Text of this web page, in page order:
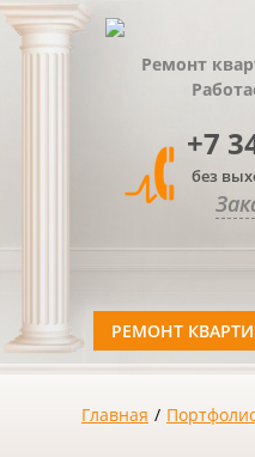
Ремонт
+7
без
РЕМОНТ
Главная /